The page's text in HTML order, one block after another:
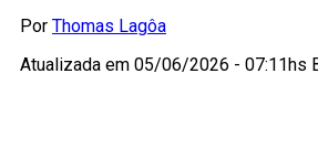
Por Thomas Lagôa
Atualizada em 05/06/2026 - 07:11hs